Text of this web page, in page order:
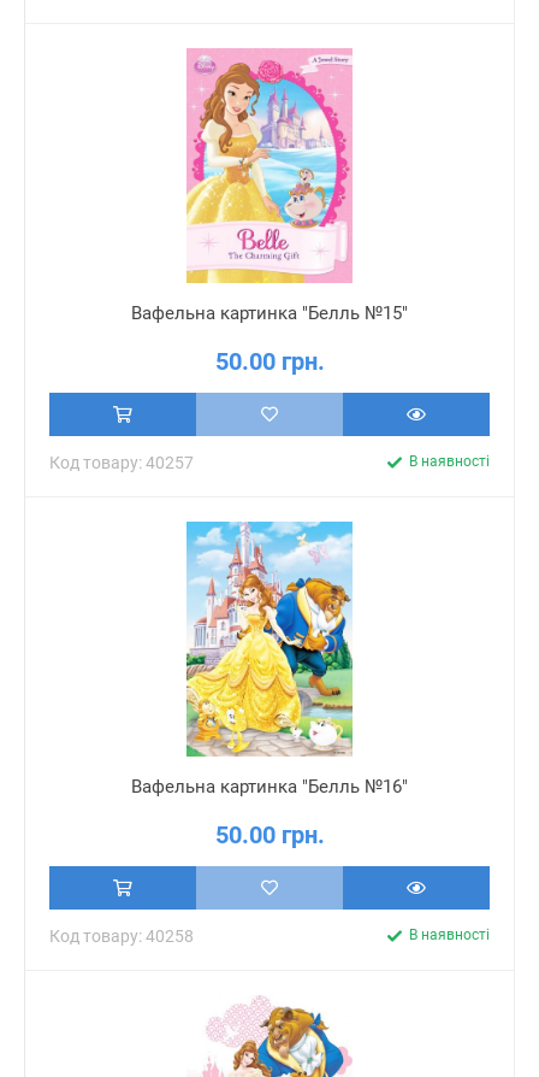
Вафельна картинка "Белль №15"
50.00 грн.
Код товару: 40257 В наявності
Вафельна картинка "Белль №16"
50.00 грн.
Код товару: 40258 В наявності